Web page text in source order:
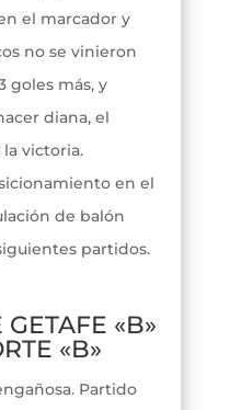
el marcador y
no se vinieron
goles más, y
diana, el
victoria.
en el
de balón
partidos.
«B»
«B»
Partido